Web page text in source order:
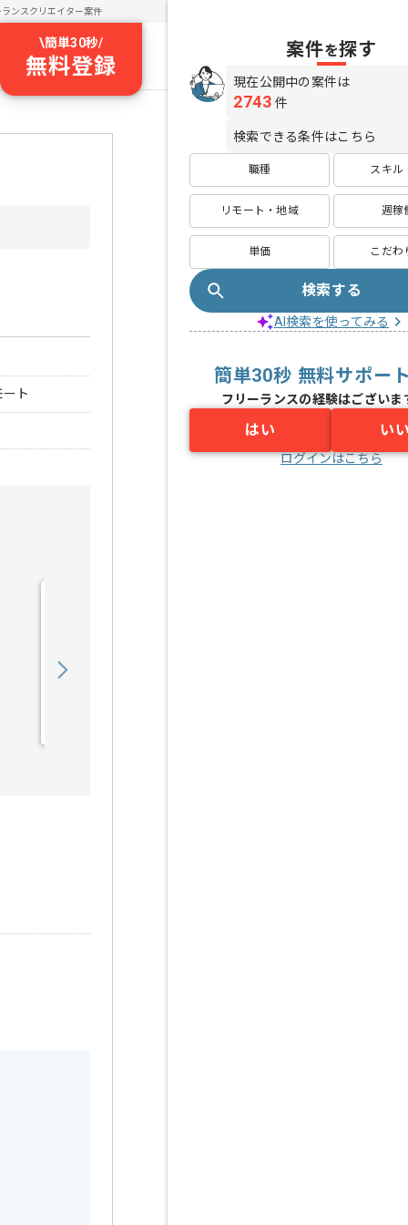
ランスクリエイター案件
\簡単30秒/
無料登録
ト
案件を探す
現在公開中の案件は
2743 件
検索できる条件はこちら
職種 スキル
リモート・地域 週稼
単価 こだわ
検索する
AI検索を使ってみる
簡単30秒 無料サポー
フリーランスの経験はございま
はい い
ログインはこちら